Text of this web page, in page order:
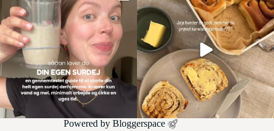
Powered byBloggerspace